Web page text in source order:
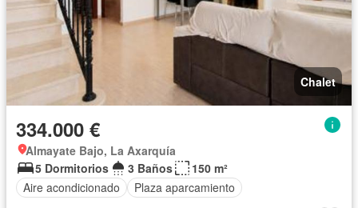
Chalet
334.000 €
Almayate Bajo, La Axarquía
5 Dormitorios
3 Baños
150 m²
Aire acondicionado
Plaza aparcamiento